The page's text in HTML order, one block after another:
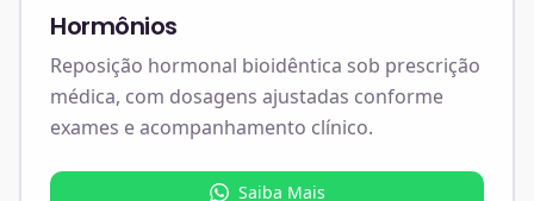
Hormônios
Reposição hormonal bioidêntica sob prescrição
médica, com dosagens ajustadas conforme
exames e acompanhamento clínico.
Saiba Mais